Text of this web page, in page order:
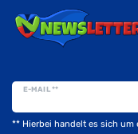
E-MAIL **
** Hierbei handelt es sich um